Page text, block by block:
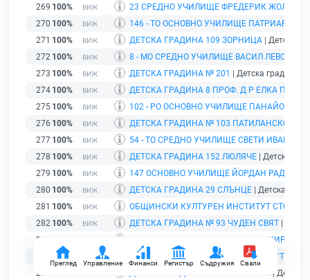
Преглед Управление Финанси Регистър Съдружия Свали
269 100%
23 СРЕДНО УЧИЛИЩЕ ФРЕДЕРИК ЖОЛИО
270 100%
146 - ТО ОСНОВНО УЧИЛИЩЕ ПАТРИАРХ
271 100% ДЕТСКА ГРАДИНА 109 ЗОРНИЦА | Детска
272 100% 8 - МО СРЕДНО УЧИЛИЩЕ ВАСИЛ ЛЕВСКИ
273 100% ДЕТСКА ГРАДИНА № 201
| Детска градина |
274 100%
ДЕТСКА ГРАДИНА 8 ПРОФ. Д Р ЕЛКА
275 100%
102 - РО ОСНОВНО УЧИЛИЩЕ ПАНАЙОТ
276 100%
ДЕТСКА ГРАДИНА № 103 ПАТИЛАНСКО
277 100%
54 - ТО СРЕДНО УЧИЛИЩЕ СВЕТИ ИВАН
278 100% ДЕТСКА ГРАДИНА 152 ЛЮЛЯЧЕ | Детска
279 100%
147 ОСНОВНО УЧИЛИЩЕ ЙОРДАН
280 100% ДЕТСКА ГРАДИНА 29 СЛЪНЦЕ | Детска
281 100%
ОБЩИНСКИ КУЛТУРЕН ИНСТИТУТ
282 100% ДЕТСКА ГРАДИНА № 93 ЧУДЕН СВЯТ
283
60 - ТО ОСНОВНО УЧИЛИЩЕ СВ.СВ.КИРИЛ
100% ДЕТСКА ГРАДИНА № 58 СЛЪНЧЕВО УТРО
285
ДЕТСКА ГРАДИНА 47 НЕЗАБРАВКА | Детска